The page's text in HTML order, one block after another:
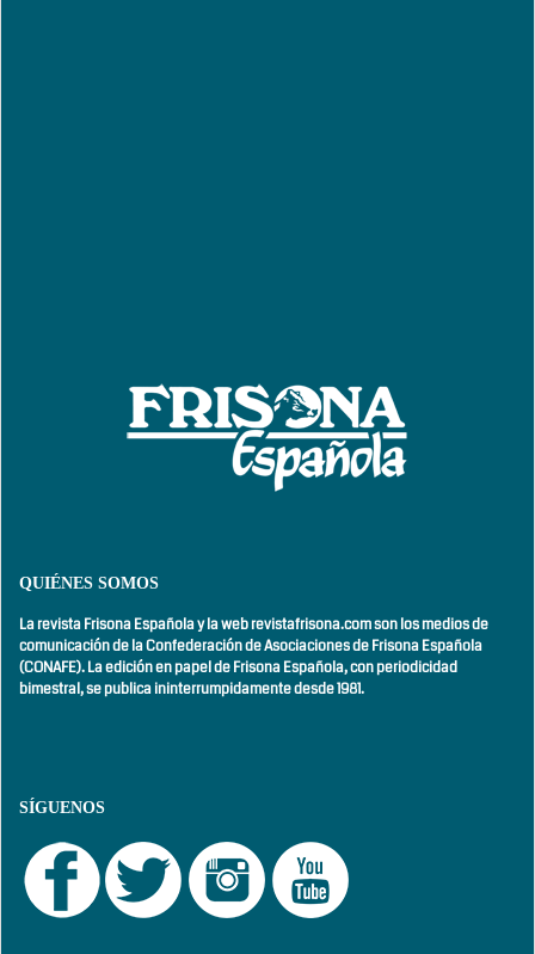
QUIÉNES SOMOS
La revista Frisona Española y la web revistafrisona.com son los medios de
comunicación de la Confederación de Asociaciones de Frisona Española
(CONAFE). La edición en papel de Frisona Española, conperiodicidad
bimestral,se publica ininterrumpidamente desde 1981.
SÍGUENOS